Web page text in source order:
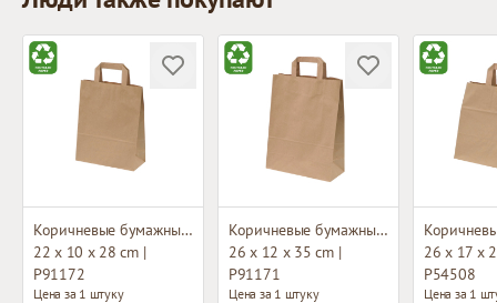
Коричневые бумажные пакеты с плоскими ручками
22 x 10 x 28 cm |
P91172
Цена за 1 штуку
Коричневые бумажные пакеты с плоскими ручками
26 x 12 x 35 cm |
P91171
Цена за 1 штуку
26 x 17 x
P54508
Цена за 1